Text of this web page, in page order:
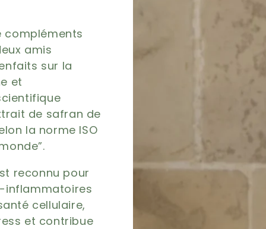
compléments
amis
sur la
et
de safran de
la norme ISO
reconnu pour
inflammatoires
cellulaire,
et contribue